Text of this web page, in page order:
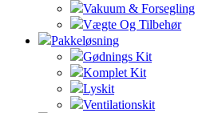
Vakuum & Forsegling
Vægte Og Tilbehør
Pakkeløsning
Gødnings Kit
Komplet Kit
Lyskit
Ventilationskit